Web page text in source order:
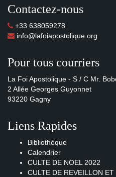
Contactez-nous
+33 638059278
info@lafoiapostolique.org
Pour tous courriers
La Foi Apostolique - S / C Mr.
2 Allée Georges Guyonnet
93220 Gagny
Liens Rapides
Bibliothèque
Calendrier
CULTE DE NOEL 2022
CULTE DE REVEILLON ET